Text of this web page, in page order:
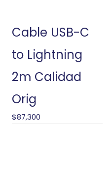
Cable USB-C
to Lightning
2m Calidad
Orig
$87,300